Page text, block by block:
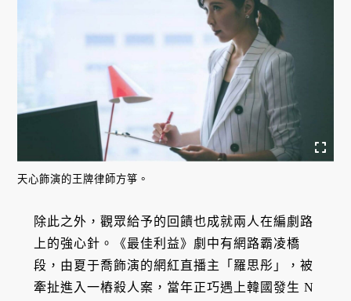
天心飾演的王牌律師方箏。
除此之外，觀眾給予的回饋也成就兩人在編劇路
上的強心針。《最佳利益》劇中有網路霸凌橋
段，由夏于喬飾演的網紅直播主「羅思彤」，被
牽扯進入一樁殺人案，當年正巧遇上韓國發生 N